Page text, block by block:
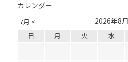
カレンダー
7月 < 2026年8月
日 月 火 水